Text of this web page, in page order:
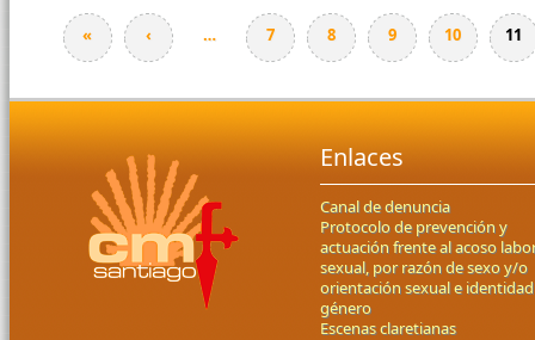
Páginas
« ‹ … 7 8 9 10 11
Enlaces
Canal de denuncia
Protocolo de prevención y
actuación frente al acoso
sexual, por razón de sexo y/o
orientación sexual e
género
Escenas claretianas